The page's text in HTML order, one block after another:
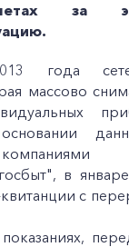
за
года
массово
в
с